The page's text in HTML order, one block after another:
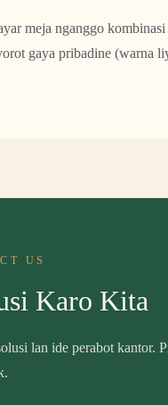
meja nganggo
gaya pribadine (warna
US
Karo Kita
lan ide perabot kantor.